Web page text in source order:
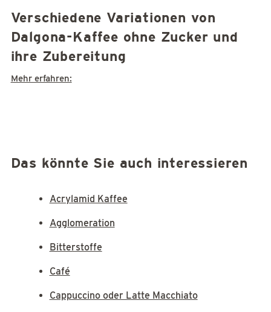
Verschiedene Variationen von
Dalgona-Kaffee ohne Zucker und
ihre Zubereitung
Mehr erfahren:
Das könnte Sie auch interessieren
Acrylamid Kaffee
Agglomeration
Bitterstoffe
Café
Cappuccino oder Latte Macchiato